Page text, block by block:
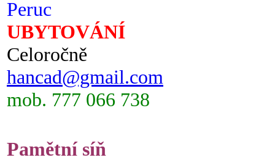
Peruc
UBYTOVÁNÍ
Celoročně
hancad@gmail.com
mob. 777 066 738
Pamětní síň